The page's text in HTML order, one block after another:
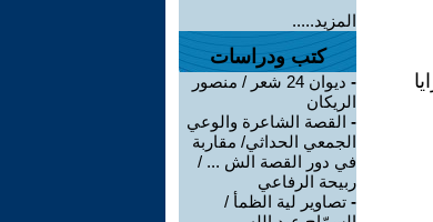
المزيد.....
كتب ودراسات
-
ديوان 24 شعر / منصور
الريكان
- القصة الشاعرة والوعي
الجمعي الحداثي/ مقاربة
في دور القصة الش ... /
ربيحة الرفاعي
- تصاوير لية الظمأ /